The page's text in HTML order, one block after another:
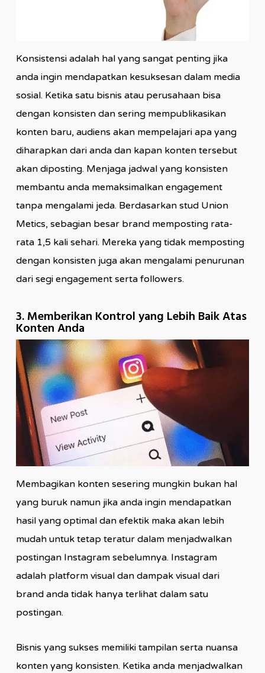
Konsistensi adalah hal yang sangat penting jika
anda ingin mendapatkan kesuksesan dalam media
sosial. Ketika satu bisnis atau perusahaan bisa
dengan konsisten dan sering mempublikasikan
konten baru, audiens akan mempelajari apa yang
diharapkan dari anda dan kapan konten tersebut
akan diposting. Menjaga jadwal yang konsisten
membantu anda memaksimalkan engagement
tanpa mengalami jeda. Berdasarkan stud Union
Metics, sebagian besar brand memposting rata-
rata 1,5 kali sehari. Mereka yang tidak memposting
dengan konsisten juga akan mengalami penurunan
dari segi engagement serta followers.
3. Memberikan Kontrol yang Lebih Baik Atas
Konten Anda
Membagikan konten sesering mungkin bukan hal
yang buruk namun jika anda ingin mendapatkan
hasil yang optimal dan efektik maka akan lebih
mudah untuk tetap teratur dalam menjadwalkan
postingan Instagram sebelumnya. Instagram
adalah platform visual dan dampak visual dari
brand anda tidak hanya terlihat dalam satu
postingan.
Bisnis yang sukses memiliki tampilan serta nuansa
konten yang konsisten. Ketika anda menjadwalkan